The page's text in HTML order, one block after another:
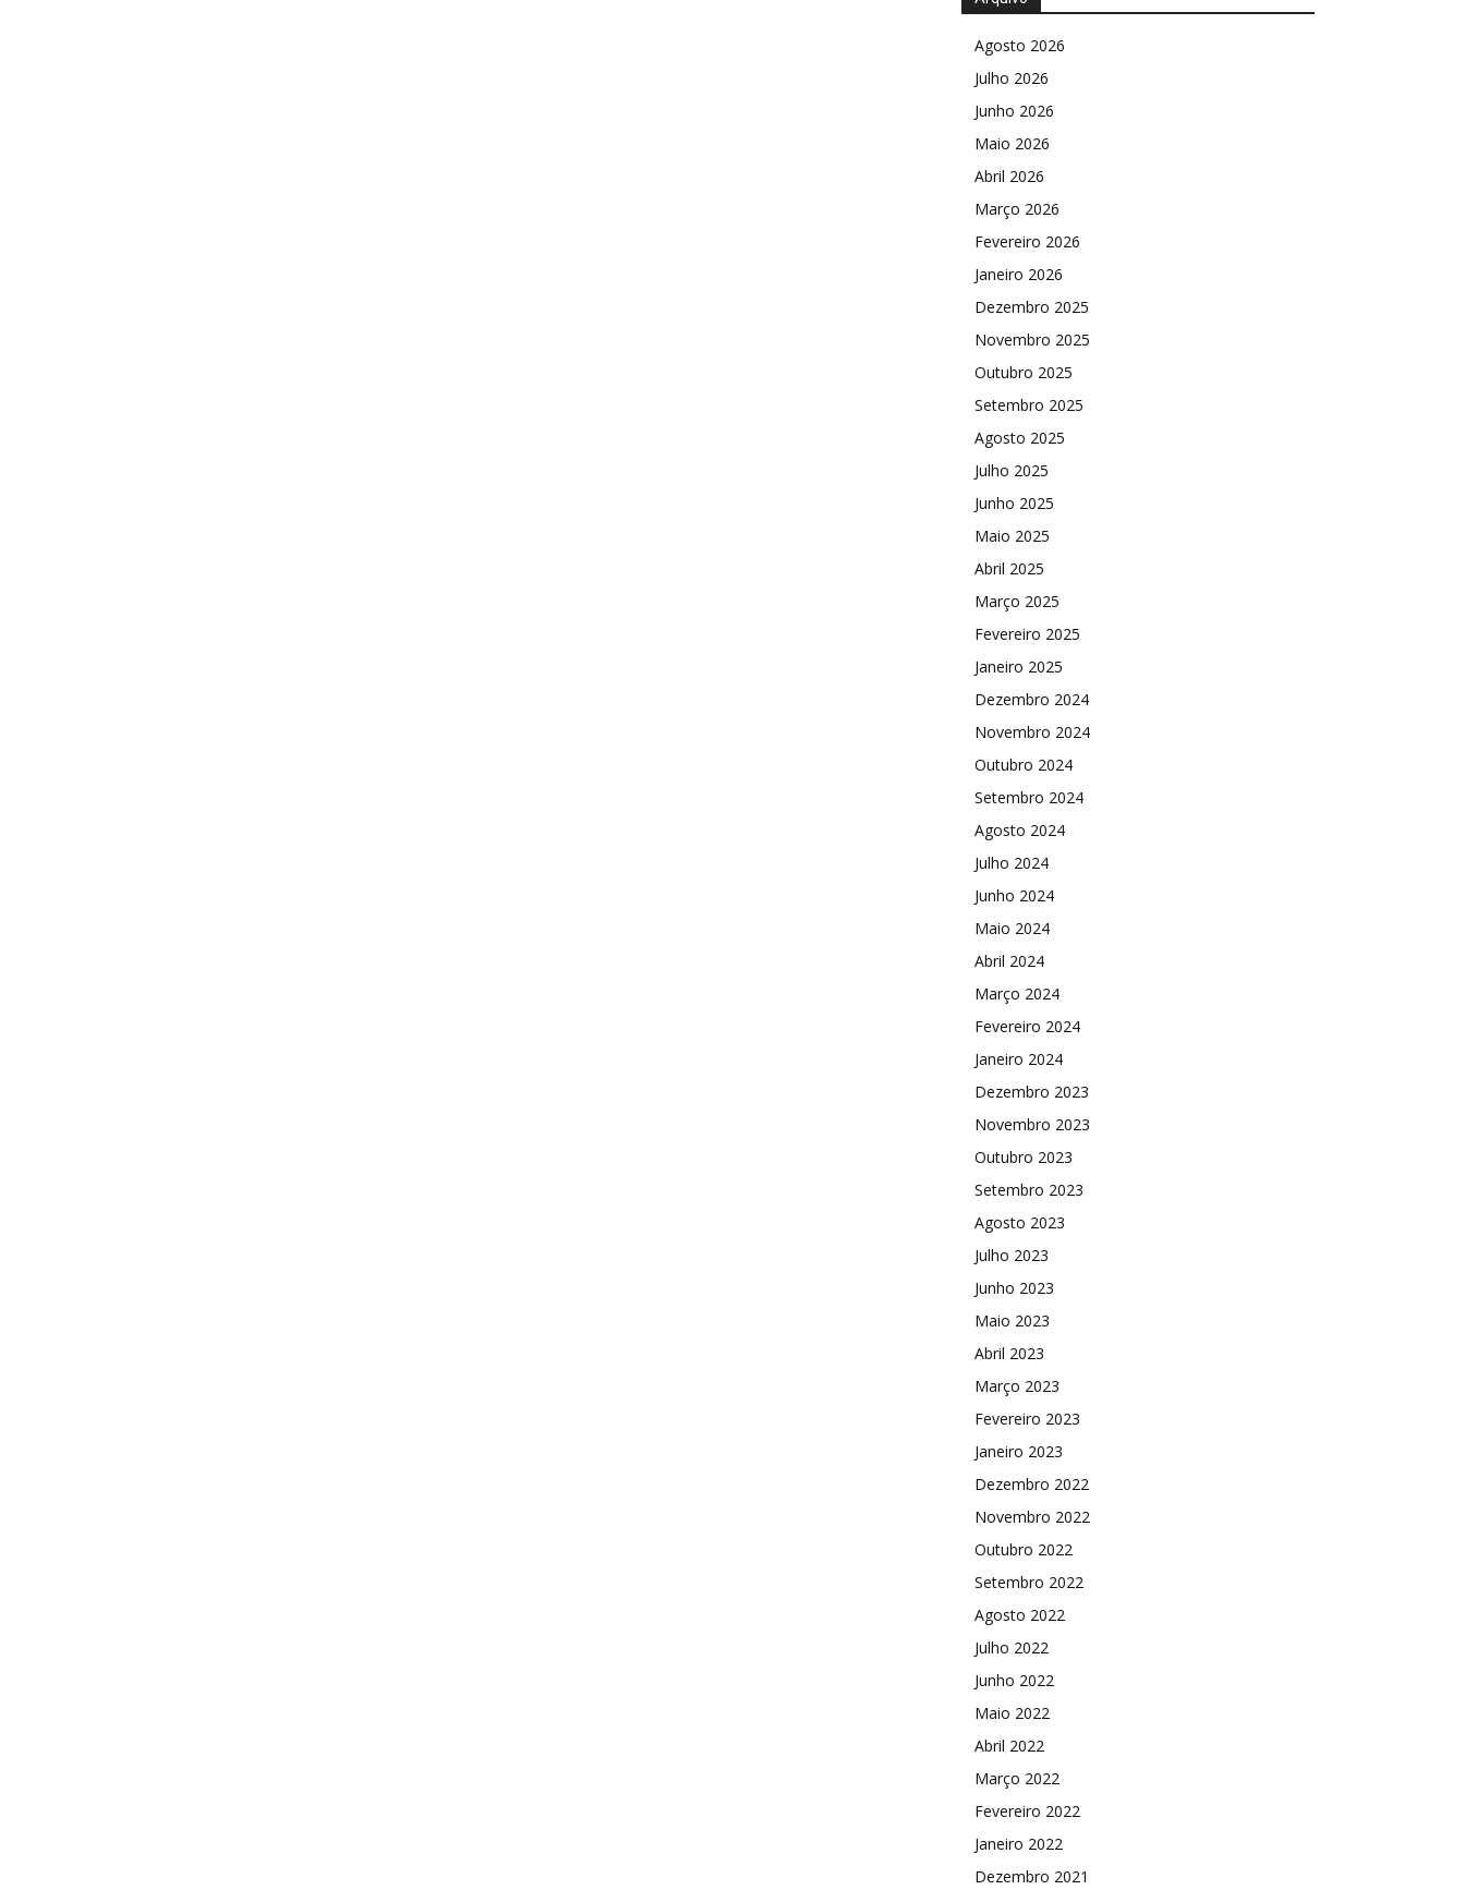
Agosto 2026
Julho 2026
Junho 2026
Maio 2026
Abril 2026
Março 2026
Fevereiro 2026
Janeiro 2026
Dezembro 2025
Novembro 2025
Outubro 2025
Setembro 2025
Agosto 2025
Julho 2025
Junho 2025
Maio 2025
Abril 2025
Março 2025
Fevereiro 2025
Janeiro 2025
Dezembro 2024
Novembro 2024
Outubro 2024
Setembro 2024
Agosto 2024
Julho 2024
Junho 2024
Maio 2024
Abril 2024
Março 2024
Fevereiro 2024
Janeiro 2024
Dezembro 2023
Novembro 2023
Outubro 2023
Setembro 2023
Agosto 2023
Julho 2023
Junho 2023
Maio 2023
Abril 2023
Março 2023
Fevereiro 2023
Janeiro 2023
Dezembro 2022
Novembro 2022
Outubro 2022
Setembro 2022
Agosto 2022
Julho 2022
Junho 2022
Maio 2022
Abril 2022
Março 2022
Fevereiro 2022
Janeiro 2022
Dezembro 2021